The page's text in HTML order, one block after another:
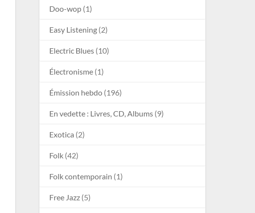
Doo-wop (1)
Easy Listening (2)
Electric Blues (10)
Électronisme (1)
Émission hebdo (196)
En vedette : Livres, CD, Albums (9)
Exotica (2)
Folk (42)
Folk contemporain (1)
Free Jazz (5)